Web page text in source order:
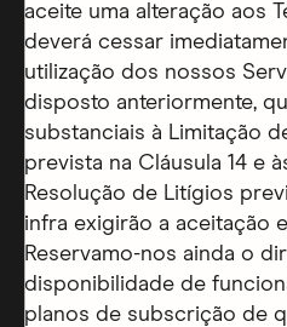
aceite uma alteração aos
deverá cessar
utilização dos nossos
disposto anteriormente,
substanciais à Limitação
prevista na Cláusula 14 e
Resolução de Litígios
infra exigirão a aceitação
Reservamo-nos ainda o
disponibilidade de
planos de subscrição de